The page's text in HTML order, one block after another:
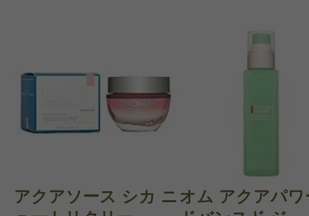
アクアソース シカ ニオム アクアパワ